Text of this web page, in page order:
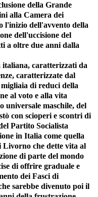
della Grande
alla Camera dei
l'inizio dell'avvento della
dell'uccisione del
a oltre due anni dalla
caratterizzati da
caratterizzate dal
di reduci della
al voto e alla vita
universale maschile, del
con scioperi e scontri di
Partito Socialista
in Italia come quella
Livorno che dette vita al
di parte del mondo
di offrire graduale e
dei Fasci di
sarebbe divenuto poi il